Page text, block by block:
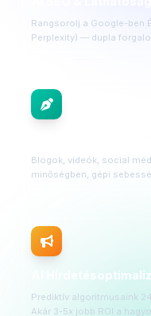
Rangsorolj a Google-ben
Perplexity) — dupla
Blogok, videók, social
minőségben, gépi
AI
Prediktív algoritmusaink
Akár 3-5x jobb ROI a